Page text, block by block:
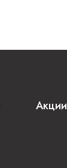
Акции